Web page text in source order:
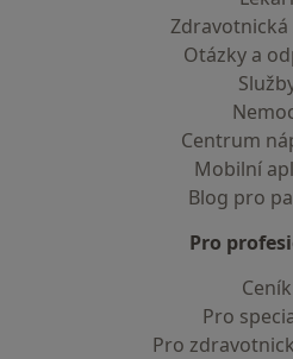
Otázky a
Centrum
Mobilní
Blog pro
Pro
Ceník
Pro
Pro